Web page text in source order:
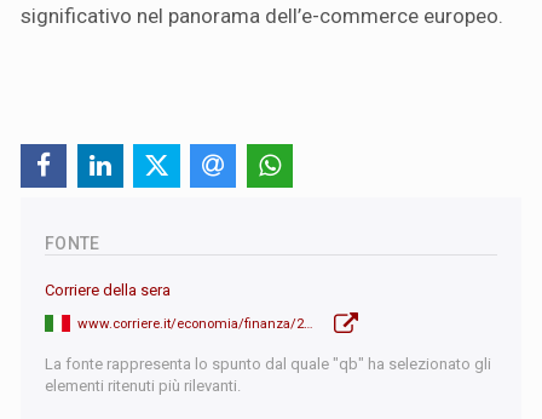
significativo nel panorama dell’e-commerce europeo.
FONTE
Corriere della sera
La fonte rappresenta lo spunto dal quale "qb" ha selezionato gli
elementi ritenuti più rilevanti.